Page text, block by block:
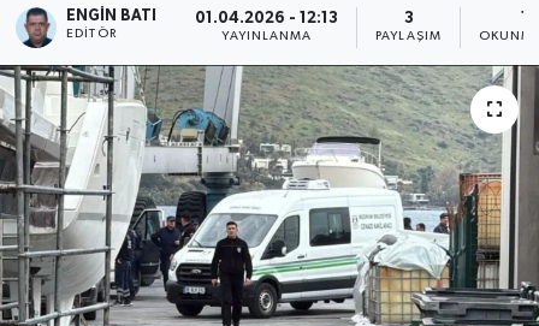
ENGIN BATI
EDITÖR
01.04.2026 - 12:13
YAYINLANMA
3
PAYLAŞIM